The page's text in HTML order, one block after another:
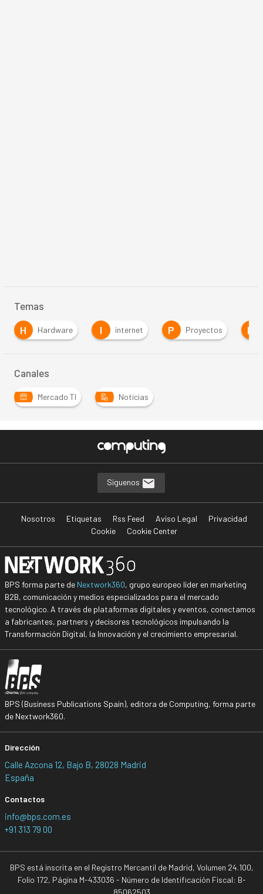
Temas
H
Hardware I internet P Proyectos R
Canales
Mercado TI Noticias
Síguenos
Nosotros Etiquetas Rss Feed Aviso Legal
Privacidad
Cookie
Cookie Center
BPS forma parte de Nextwork360, grupo europeo líder en marketing
B2B, comunicación y medios especializados para el mercado
tecnológico. A través de plataformas digitales y eventos, conectamos
a fabricantes, partners y decisores tecnológicos impulsando la
Transformación Digital, la Innovación y el crecimiento empresarial.
BPS (Business Publications Spain), editora de Computing, forma parte
de Nextwork360.
Dirección
Calle Azcona 12, Bajo B, 28028 Madrid
España
Contactos
info@bps.com.es
+91 313 79 00
BPS está inscrita en el Registro Mercantil de Madrid, Volumen 24.100,
Folio 172, Página M-433036 - Número de Identificación Fiscal: B-
85062503